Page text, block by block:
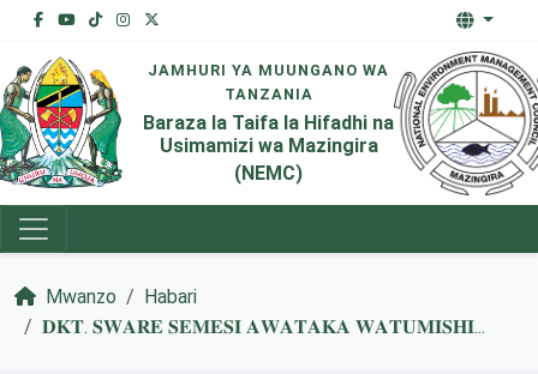
JAMHURI YA MUUNGANO WA
TANZANIA
Baraza la Taifa la Hifadhi na
Usimamizi wa Mazingira
(NEMC)
Mwanzo
Habari
𝐃𝐊𝐓. 𝐒𝐖𝐀𝐑𝐄 𝐒𝐄𝐌𝐄𝐒𝐈 𝐀𝐖𝐀𝐓𝐀𝐊𝐀 𝐖𝐀𝐓𝐔𝐌𝐈𝐒𝐇𝐈...